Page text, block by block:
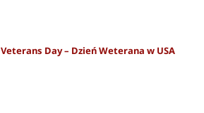
Veterans Day – Dzień Weterana w USA